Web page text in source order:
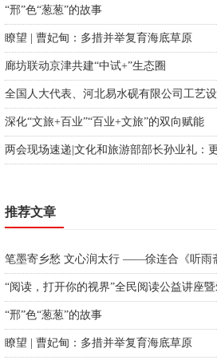
“邢”色“葱葱”的故事
瞭望 | 曹妃甸：多措并举复育海底草原
廊坊联动京津共建“中试+”生态圈
深化“文旅+百业”“百业+文旅”的双向赋能
推荐文章
“邢”色“葱葱”的故事
瞭望 | 曹妃甸：多措并举复育海底草原